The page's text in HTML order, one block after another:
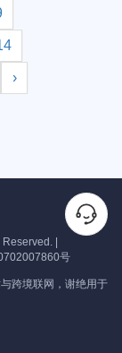
›
号
跨境联网，谢绝用于